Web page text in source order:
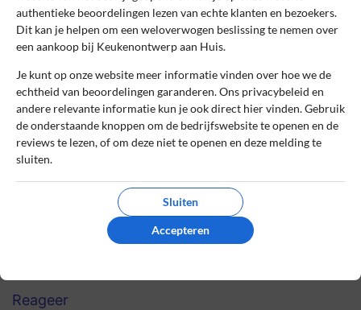
Top service
De afspraak met de keukenexpert was
helemaal naar mijn zin. Alle details zijn
besproken en inderdaad is het heel handig
om terplekke te overleggen over eventuele
ingewikkelde wensen, zo weet je precies of
het kan en wat de eventuele nadelen zijn.
De keuken moet ik nog ontvangen, dus ik
ben benieuwd!
Review handmatig gecontroleerd en goedgekeurd.
Reageer
authentieke beoordelingen lezen van echte klanten en bezoekers.
Dit kan je helpen om een weloverwogen beslissing te nemen over
een aankoop bij Keukenontwerp aan Huis.
Je kunt op onze website meer informatie vinden over hoe we de
echtheid van beoordelingen garanderen. Ons privacybeleid en
andere relevante informatie kun je ook direct hier vinden. Gebruik
de onderstaande knoppen om de bedrijfswebsite te openen en de
reviews te lezen, of om deze niet te openen en deze melding te
sluiten.
Sluiten
Accepteren